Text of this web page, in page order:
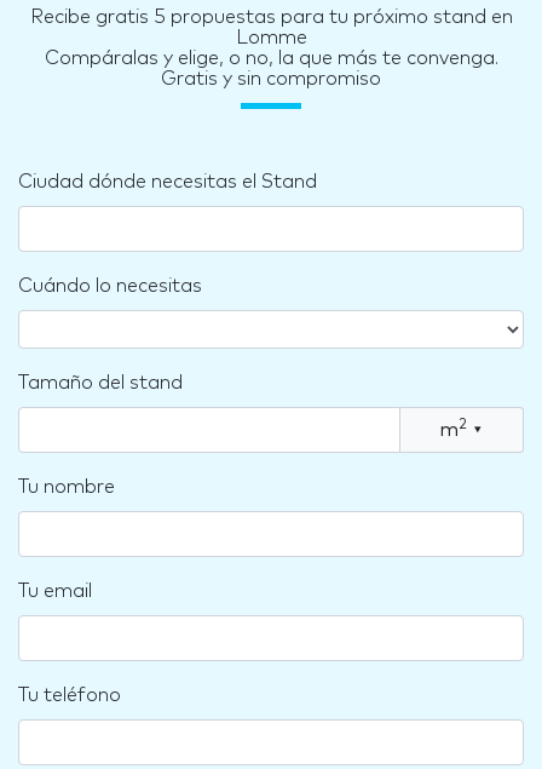
Recibe gratis 5 propuestas para tu próximo stand en
Lomme
Compáralas y elige, o no, la que más te convenga.
Gratis y sin compromiso
Ciudad dónde necesitas el Stand
Cuándo lo necesitas
Tamaño del stand
m2 ▾
Tu nombre
Tu email
Tu teléfono